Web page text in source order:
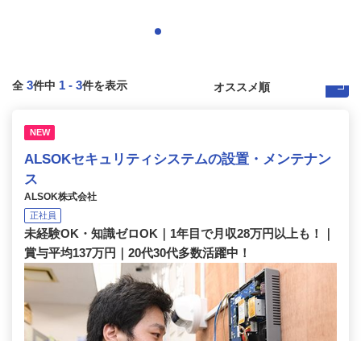
全 3件中 1 - 3件を表示
NEW
ALSOKセキュリティシステムの設置・メンテナン
ス
ALSOK株式会社
正社員
未経験OK・知識ゼロOK｜1年目で月収28万円以上も！｜
賞与平均137万円｜20代30代多数活躍中！